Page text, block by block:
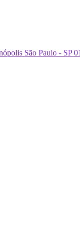
São Paulo - SP